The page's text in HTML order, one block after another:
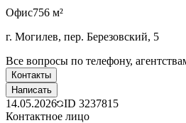
Офис756 м²
г. Могилев, пер. Березовский, 5
Все вопросы по телефону,
Контакты
Написать
14.05.2026 ID 3237815
Контактное лицо